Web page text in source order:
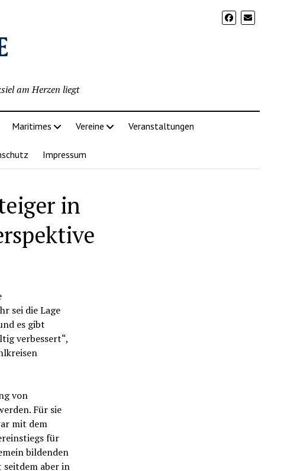
am Herzen liegt
Maritimes Vereine Veranstaltungen
Impressum
in
sei die Lage
es gibt
verbessert“,
von
Für sie
mit dem
für
bildenden
seitdem aber in